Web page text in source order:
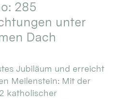
285
unter
Dach
Jubiläum und erreicht
Meilenstein: Mit der
katholischer